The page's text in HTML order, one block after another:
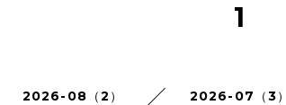
1
2026-08（2） 2026-07（3）